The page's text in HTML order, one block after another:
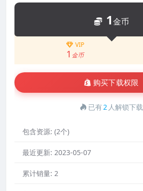
1金币
VIP
1 金币
购买下载权限
已有2 人解锁下载
包含资源: (2个)
最近更新: 2023-05-07
累计销量: 2